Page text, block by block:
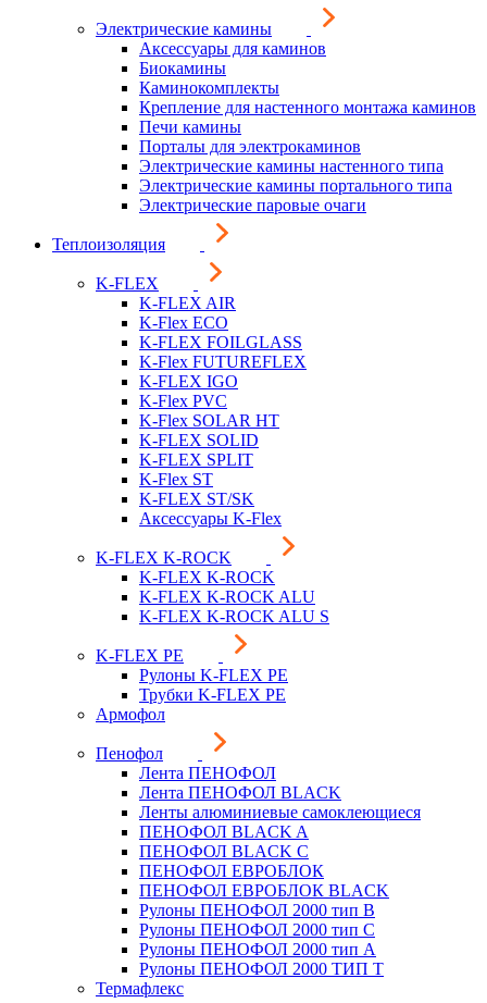
Электрические камины
Аксессуары для каминов
Биокамины
Каминокомплекты
Крепление для настенного монтажа каминов
Печи камины
Порталы для электрокаминов
Электрические камины настенного типа
Электрические камины портального типа
Электрические паровые очаги
Теплоизоляция
K-FLEX
K-FLEX AIR
K-Flex ECO
K-FLEX FOILGLASS
K-Flex FUTUREFLEX
K-FLEX IGO
K-Flex PVC
K-Flex SOLAR HT
K-FLEX SOLID
K-FLEX SPLIT
K-Flex ST
K-FLEX ST/SK
Аксессуары K-Flex
K-FLEX K-ROCK
K-FLEX K-ROCK
K-FLEX K-ROCK ALU
K-FLEX K-ROCK ALU S
K-FLEX PE
Рулоны K-FLEX PE
Трубки K-FLEX PE
Армофол
Пенофол
Лента ПЕНОФОЛ
Лента ПЕНОФОЛ BLACK
Ленты алюминиевые самоклеющиеся
ПЕНОФОЛ BLACK A
ПЕНОФОЛ BLACK С
ПЕНОФОЛ ЕВРОБЛОК
ПЕНОФОЛ ЕВРОБЛОК BLACK
Рулоны ПЕНОФОЛ 2000 тип B
Рулоны ПЕНОФОЛ 2000 тип C
Рулоны ПЕНОФОЛ 2000 тип А
Рулоны ПЕНОФОЛ 2000 ТИП Т
Термафлекс